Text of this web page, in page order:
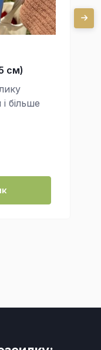
см)
більше